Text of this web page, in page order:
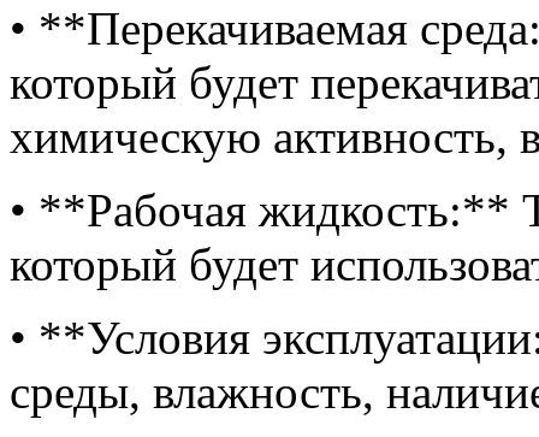
• **Перекачиваемая
который будет
химическую активность,
• **Рабочая жидкость:**
который будет
• **Условия
среды, влажность,